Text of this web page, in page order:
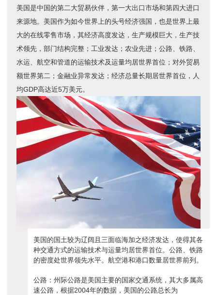
美国是中国的第二大贸易伙伴，第一大出口市场和第四大进口
来源地。美国作为如今世界上的头号经济强国，也是世界上最
大的在线零售市场，其经济高度发达，生产规模巨大，生产技
术领先，部门结构完整；工业发达；农业先进；公路、铁路、
水运、航空和管道的运输技术及运量均居世界首位；对外贸易
额世界第二；金融业异常发达；经济总量长期居世界首位，人
均GDP高达近5万美元。
美国的国土较为辽阔且三面临海加之经济发达，使得其各
种交通方式的运输技术与运量均居世界首位。公路、铁路
的密度处世界领先水平。航空港和港口数量居世界前列。
公路：州际公路是美国主要的国家交通系统，其大多属高
速公路，根据2004年的数据，美国的公路总长为